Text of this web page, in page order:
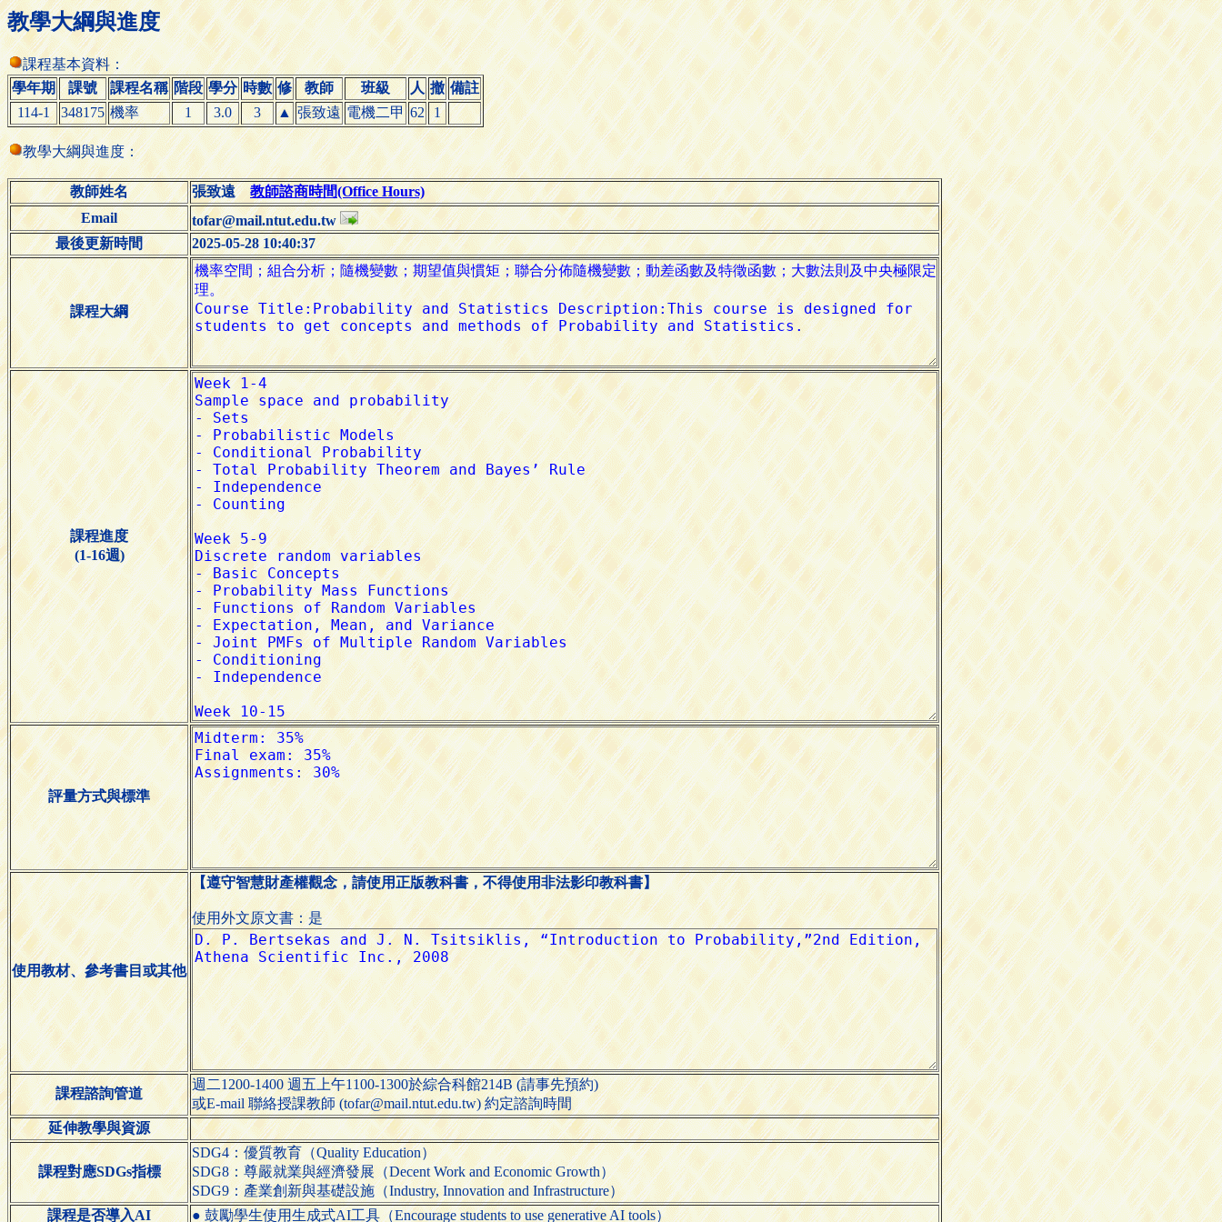
教學大綱與進度
課程基本資料：
學年期
課號 課程名稱 階段 學分 時數 修 教師 班級 人 撤 備註
114-1
348175 機率 1 3.0 3 ▲ 張致遠 電機二甲 62 1
教學大綱與進度：
教師姓名 張致遠 教師諮商時間(Office Hours)
Email
tofar@mail.ntut.edu.tw
最後更新時間
2025-05-28 10:40:37
課程大綱
課程進度
(1-16週)
評量方式與標準
使用教材、參考書目或其他
【遵守智慧財產權觀念，請使用正版教科書，不得使用非法影印教科書】
使用外文原文書：是
課程諮詢管道
週二1200-1400 週五上午1100-1300於綜合科館214B (請事先預約)
或E-mail 聯絡授課教師 (tofar@mail.ntut.edu.tw) 約定諮詢時間
延伸教學與資源
課程對應SDGs指標
SDG4：優質教育（Quality Education）
SDG8：尊嚴就業與經濟發展（Decent Work and Economic Growth）
SDG9：產業創新與基礎設施（Industry, Innovation and Infrastructure）
課程是否導入AI
● 鼓勵學生使用生成式AI工具（Encourage students to use generative AI tools）